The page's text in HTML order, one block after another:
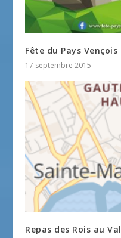
Fête du Pays Vençois
17 septembre 2015
Repas des Rois au Val